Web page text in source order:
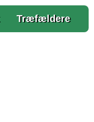
Træfældere